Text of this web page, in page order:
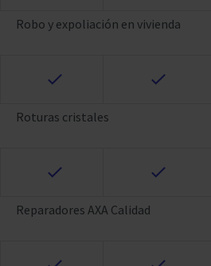
Robo y expoliación en vivienda
Roturas cristales
Reparadores AXA Calidad